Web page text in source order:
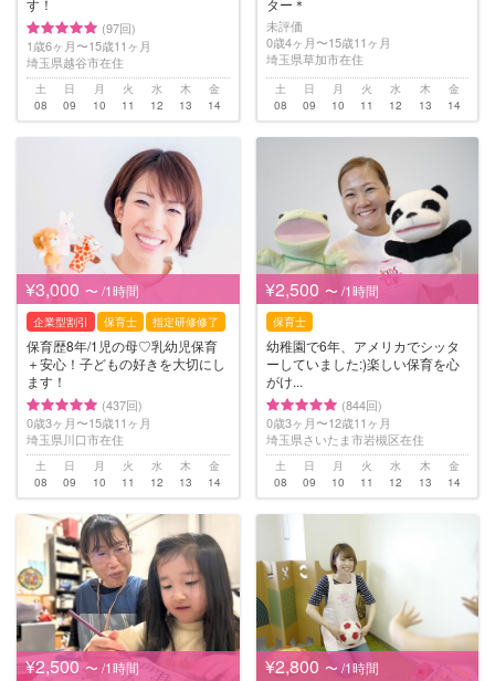
す！
(97回)
1歳6ヶ月〜15歳11ヶ月
埼玉県越谷市在住
土
08
日
09
月
10
火
11
水
12
木
13
金
14
ター＊
未評価
0歳4ヶ月〜15歳11ヶ月
埼玉県草加市在住
土
08
日
09
月
10
火
11
水
12
木
13
金
14
¥3,000 〜 /1時間
企業型割引 保育士 指定研修修了
保育歴8年/1児の母♡乳幼児保育
＋安心！子どもの好きを大切にし
ます！
(437回)
0歳3ヶ月〜15歳11ヶ月
埼玉県川口市在住
土
08
日
09
月
10
火
11
水
12
木
13
金
14
¥2,500 〜 /1時間
保育士
幼稚園で6年、アメリカでシッタ
ーしていました:)楽しい保育を心
がけ...
(844回)
0歳3ヶ月〜12歳11ヶ月
埼玉県さいたま市岩槻区在住
土
08
日
09
月
10
火
11
水
12
木
13
金
14
¥2,500 〜 /1時間 ¥2,800 〜 /1時間